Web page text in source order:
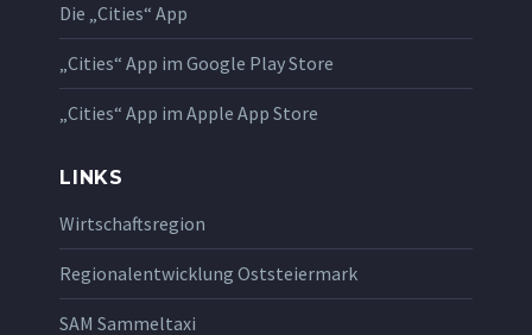
Die „Cities“ App
„Cities“ App im Google Play Store
„Cities“ App im Apple App Store
LINKS
Wirtschaftsregion
Regionalentwicklung Oststeiermark
SAM Sammeltaxi